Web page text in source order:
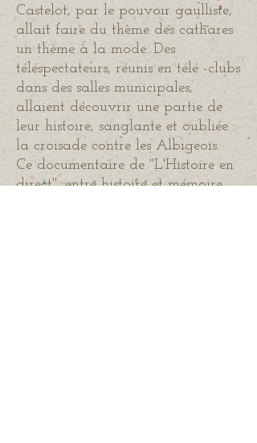
Castelot, par le pouvoir gaulliste,
allait faire du thème des cathares
un thème à la mode. Des
téléspectateurs, réunis en télé -clubs
dans des salles municipales,
allaient découvrir une partie de
leur histoire, sanglante et oubliée :
la croisade contre les Albigeois.
Ce documentaire de "L'Histoire en
direct", entre histoire et mémoire,